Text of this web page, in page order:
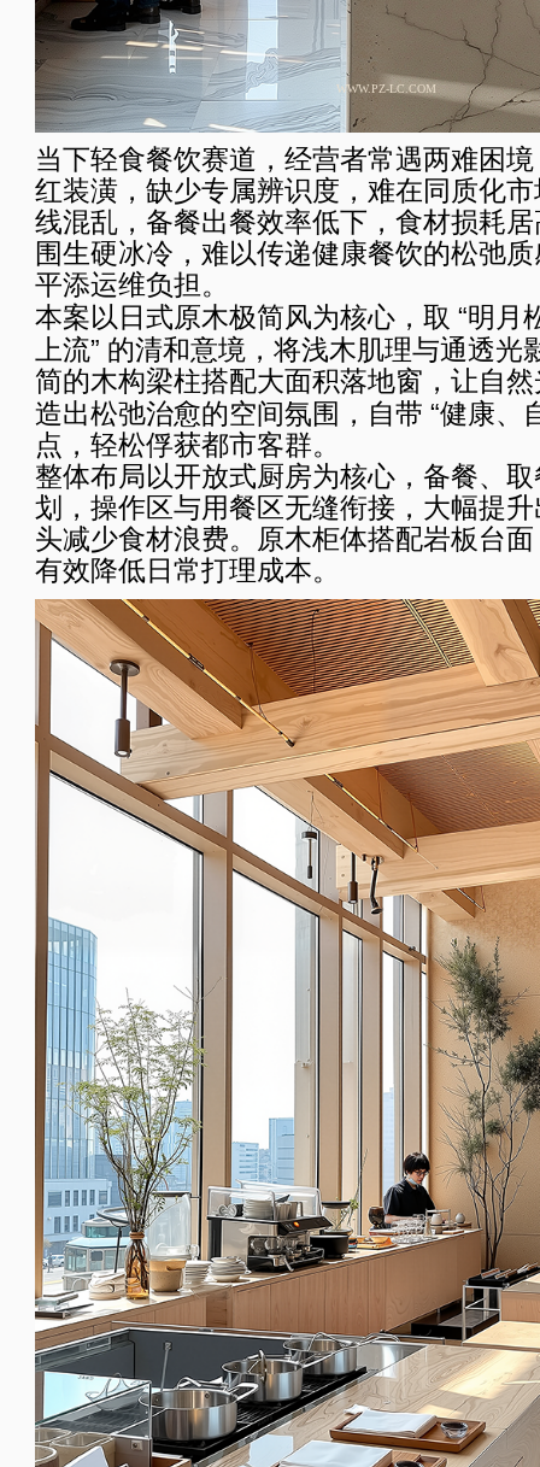
WWW.PZ-LC.COM
当下轻食餐饮赛道，经营者常遇两难困
红装潢，缺少专属辨识度，难在同质化
线混乱，备餐出餐效率低下，食材损耗
围生硬冰冷，难以传递健康餐饮的松弛
平添运维负担。
本案以日式原木极简风为核心，取 “明月
上流” 的清和意境，将浅木肌理与通透光
简的木构梁柱搭配大面积落地窗，让自
造出松弛治愈的空间氛围，自带 “健康、
点，轻松俘获都市客群。
整体布局以开放式厨房为核心，备餐、
划，操作区与用餐区无缝衔接，大幅提
头减少食材浪费。原木柜体搭配岩板台
有效降低日常打理成本。